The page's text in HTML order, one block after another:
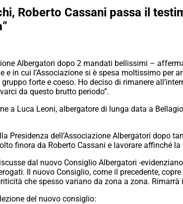
Roberto Cassani passa il
Albergatori dopo 2 mandati bellissimi –
e in cui l’Associazione si è spesa moltissimo per
forte e coeso. Ho deciso di rimanere
da questo brutto periodo”.
a Luca Leoni, albergatore di lunga data a
Presidenza dell’Associazione Albergatori dopo
finora da Roberto Cassani e lavorare affinché
dal nuovo Consiglio Albergatori -
Il nuovo Consiglio, come il precedente,
che spesso variano da zona a zona.
del nuovo consiglio: